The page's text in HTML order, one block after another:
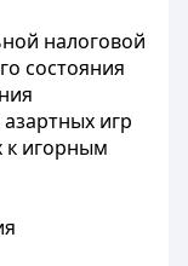
налоговой
состояния
игр
к игорным